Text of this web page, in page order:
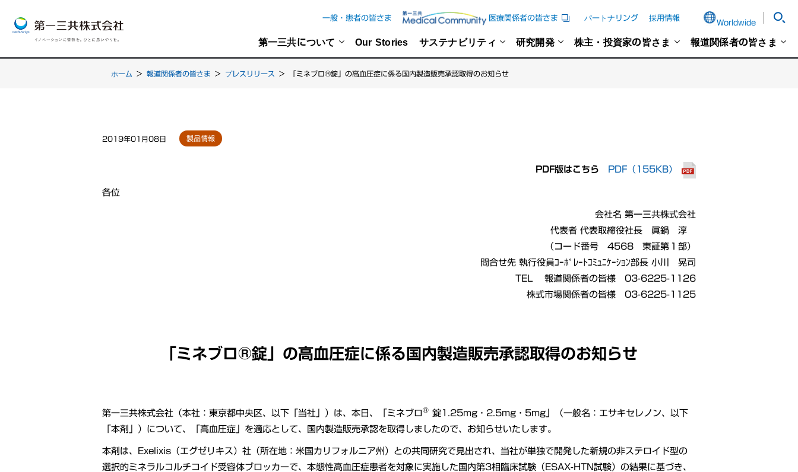
一般・患者の皆さま 医療関係者の皆さま パートナリング 採用情報
Worldwide
第一三共について Our Stories サステナビリティ 研究開発 株主・投資家の皆さま 報道関係者の皆さま
ホーム > 報道関係者の皆さま > プレスリリース > 「ミネブロ®錠」の高血圧症に係る国内製造販売承認取得のお知らせ
2019年01月08日 製品情報
PDF版はこちら PDF（155KB）
各位
会社名 第一三共株式会社
代表者 代表取締役社長 眞鍋 淳
（コード番号 4568 東証第１部）
問合せ先 執行役員ｺｰﾎﾟﾚｰﾄｺﾐｭﾆｹｰｼｮﾝ部長 小川 晃司
TEL 報道関係者の皆様 03-6225-1126
株式市場関係者の皆様 03-6225-1125
「ミネブロ®錠」の高血圧症に係る国内製造販売承認取得のお知らせ
第一三共株式会社（本社：東京都中央区、以下「当社」）は、本日、「ミネブロ® 錠1.25mg・2.5mg・5mg」（一般名：エサキセレノン、以下
「本剤」）について、「高血圧症」を適応として、国内製造販売承認を取得しましたので、お知らせいたします。
本剤は、Exelixis（エグゼリキス）社（所在地：米国カリフォルニア州）との共同研究で見出され、当社が単独で開発した新規の非ステロイド型の
選択的ミネラルコルチコイド受容体ブロッカーで、本態性高血圧症患者を対象に実施した国内第3相臨床試験（ESAX-HTN試験）の結果に基づき、